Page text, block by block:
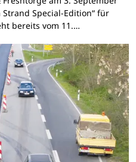
Special-Edition“ für
bereits vom 11.…